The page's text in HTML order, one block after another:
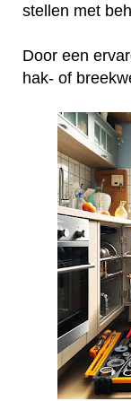
stellen met
Door een
hak- of